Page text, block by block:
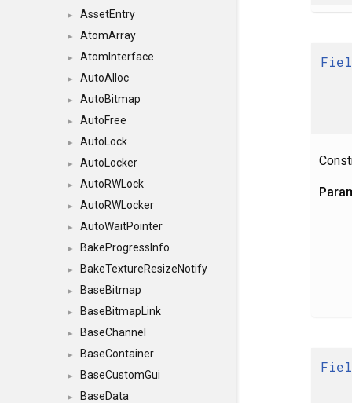
► AssetEntry
► AtomArray
► AtomInterface
► AutoAlloc
► AutoBitmap
► AutoFree
► AutoLock
► AutoLocker
► AutoRWLock
► AutoRWLocker
► AutoWaitPointer
► BakeProgressInfo
► BakeTextureResizeNotify
► BaseBitmap
► BaseBitmapLink
► BaseChannel
► BaseContainer
► BaseCustomGui
► BaseData